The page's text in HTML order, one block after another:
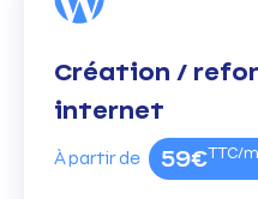
Création /
internet
À partir de 59€TTC/